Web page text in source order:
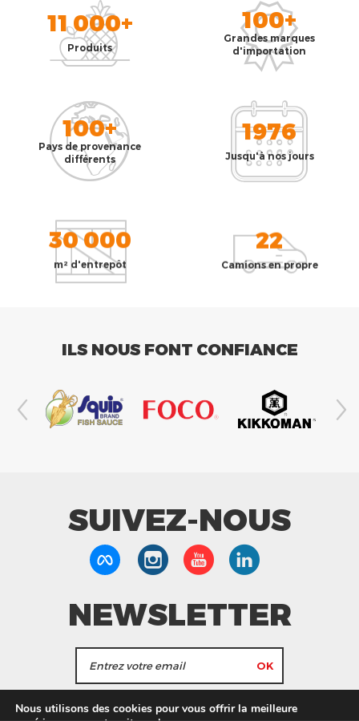
11 000+
Produits
100+
Grandes marques
d'importation
100+
Pays de provenance
différents
1976
Jusqu'à nos jours
30 000
m² d'entrepôt
22
Camions en propre
ILS NOUS FONT CONFIANCE
SUIVEZ-NOUS
NEWSLETTER
J'accepte de recevoir les actualités et les
Nous utilisons des cookies pour vous offrir la meilleure